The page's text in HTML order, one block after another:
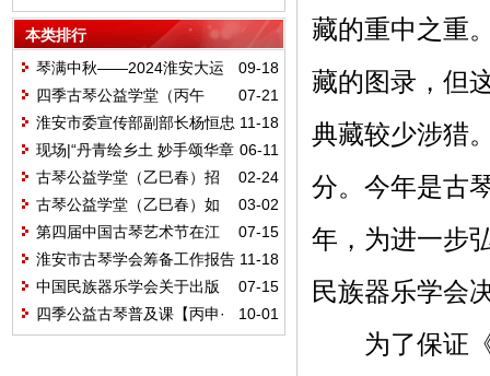
藏的重中之重
藏的图录，但
典藏较少涉猎
分。今年是古
年，为进一步
民族器乐学会
为了保证《
及培训启动
本类排行
09-18
琴满中秋——2024淮安大运
河非遗文化旅游节古琴专场演出07-21
四季古琴公益学堂（丙午
夏）结业雅集
11-18
淮安市委宣传部副部长杨恒忠
在淮安市古琴学会成立大会上的讲
话
06-11
现场|“丹青绘乡土 妙手颂华章
——当博里农民画遇上桃花坞木版
年画”主题画展暨端午奇妙游互动体
验活动正式启动！
02-24
古琴公益学堂（乙巳春）招
生开始
03-02
古琴公益学堂（乙巳春）如
期开学
07-15
第四届中国古琴艺术节在江
苏常熟开幕
11-18
淮安市古琴学会筹备工作报告
07-15
中国民族器乐学会关于出版
《中国古琴民间典藏》征集古琴资
料的通知
10-01
四季公益古琴普及课【丙申·
秋】完美结业